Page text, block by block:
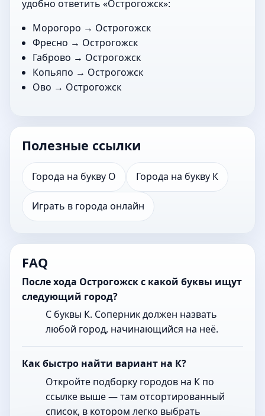
удобно ответить «Острогожск»:
Морогоро → Острогожск
Фресно → Острогожск
Габрово → Острогожск
Копьяпо → Острогожск
Ово → Острогожск
Полезные ссылки
Города на букву О Города на букву К
Играть в города онлайн
FAQ
После хода Острогожск с какой буквы ищут
следующий город?
С буквы К. Соперник должен назвать
любой город, начинающийся на неё.
Как быстро найти вариант на К?
Откройте подборку городов на К по
ссылке выше — там отсортированный
список, в котором легко выбрать